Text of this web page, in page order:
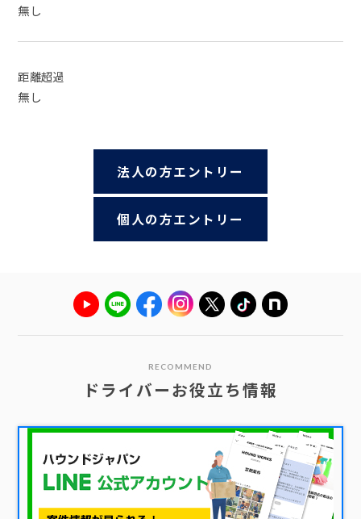
無し
距離超過
無し
法人の方エントリー
個人の方エントリー
RECOMMEND
ドライバーお役立ち情報